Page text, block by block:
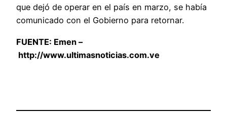
que dejó de operar en el país en marzo, se había
comunicado con el Gobierno para retornar.
FUENTE: Emen –
http://www.ultimasnoticias.com.ve